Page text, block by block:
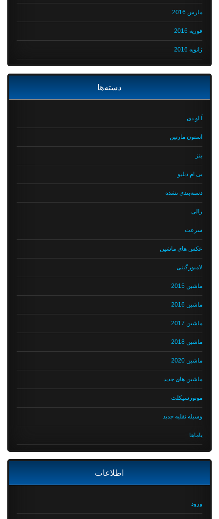
مارس 2016
فوریه 2016
ژانویه 2016
دسته‌ها
آ او دی
استون مارتین
بی ام دبلیو
دسته‌بندی نشده
رالی
سرعت
عکس های ماشین
لامبورگینی
ماشین 2015
ماشین 2016
ماشین 2017
ماشین 2018
ماشین 2020
ماشین های جدید
موتورسیکلت
وسیله نقلیه جدید
یاماها
اطلاعات
ورود